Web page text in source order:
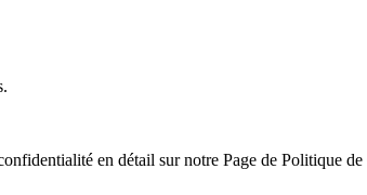
en détail sur notre Page de Politique